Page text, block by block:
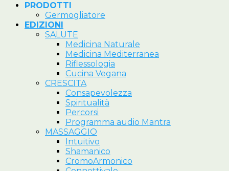
PRODOTTI
Germogliatore
EDIZIONI
SALUTE
Medicina Naturale
Medicina Mediterranea
Riflessologia
Cucina Vegana
CRESCITA
Consapevolezza
Spiritualità
Percorsi
Programma audio Mantra
MASSAGGIO
Intuitivo
Shamanico
CromoArmonico